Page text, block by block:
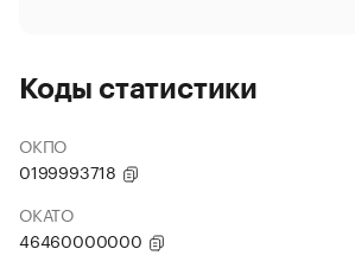
Коды статистики
ОКПО
0199993718
ОКАТО
46460000000